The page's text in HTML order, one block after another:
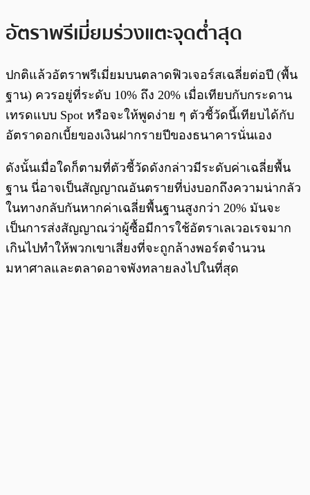
อัตราพรีเมี่ยมร่วงแตะจุดต่ำสุด
ปกติแล้วอัตราพรีเมี่ยมบนตลาดฟิวเจอร์สเฉลี่ยต่อปี (พื้น
ฐาน) ควรอยู่ที่ระดับ 10% ถึง 20% เมื่อเทียบกับกระดาน
เทรดแบบ Spot หรือจะให้พูดง่าย ๆ ตัวชี้วัดนี้เทียบได้กับ
อัตราดอกเบี้ยของเงินฝากรายปีของธนาคารนั่นเอง
ดังนั้นเมื่อใดก็ตามที่ตัวชี้วัดดังกล่าวมีระดับค่าเฉลี่ยพื้น
ฐาน นี่อาจเป็นสัญญาณอันตรายที่บ่งบอกถึงความน่ากลัว
ในทางกลับกันหากค่าเฉลี่ยพื้นฐานสูงกว่า 20% มันจะ
เป็นการส่งสัญญาณว่าผู้ซื้อมีการใช้อัตราเลเวอเรจมาก
เกินไปทำให้พวกเขาเสี่ยงที่จะถูกล้างพอร์ตจำนวน
มหาศาลและตลาดอาจพังทลายลงไปในที่สุด